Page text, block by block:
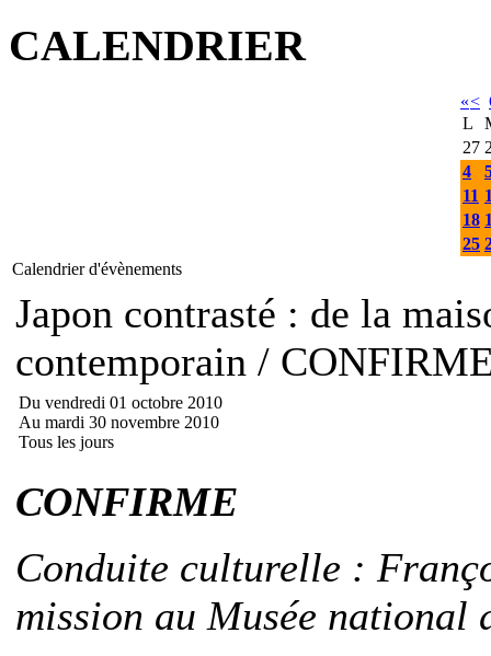
CALENDRIER
«<
L
27
4
11
18
25
Calendrier d'évènements
Japon contrasté : de la
contemporain /
Du vendredi 01 octobre 2010
Au mardi 30 novembre 2010
Tous les jours
CONFIRME
Conduite culturelle :
mission au Musée national